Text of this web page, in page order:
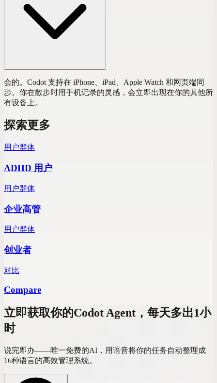
会的。Codot 支持在 iPhone、iPad、Apple Watch 和网页端同
步。你在散步时用手机记录的灵感，会立即出现在你的其他所
有设备上。
探索更多
用户群体
ADHD 用户
用户群体
企业高管
用户群体
创业者
对比
Compare
立即获取你的Codot Agent，每天多出1小
时
说完即办——唯一免费的AI，用语音将你的任务自动整理成
16种语言的高效管理系统。